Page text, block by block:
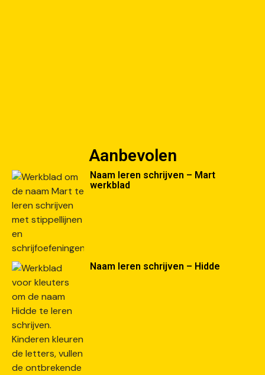
Aanbevolen
Naam leren schrijven – Mart
werkblad
Naam leren schrijven – Hidde